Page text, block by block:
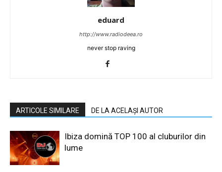
eduard
http://www.radiodeea.ro
never stop raving
ARTICOLE SIMILARE DE LA ACELAȘI AUTOR
Ibiza domină TOP 100 al cluburilor din
lume